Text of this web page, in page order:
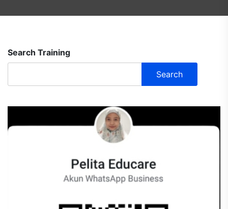
Search Training
Search